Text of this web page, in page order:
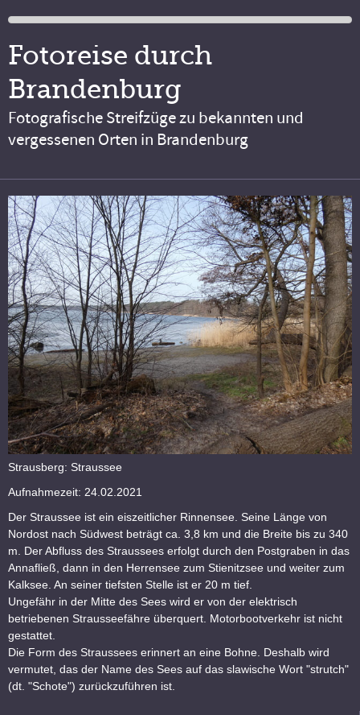
Fotoreise durch
Brandenburg
Fotografische Streifzüge zu bekannten und
vergessenen Orten in Brandenburg
Strausberg: Straussee
Aufnahmezeit: 24.02.2021
Der Straussee ist ein eiszeitlicher Rinnensee. Seine Länge von
Nordost nach Südwest beträgt ca. 3,8 km und die Breite bis zu 340
m. Der Abfluss des Straussees erfolgt durch den Postgraben in das
Annafließ, dann in den Herrensee zum Stienitzsee und weiter zum
Kalksee. An seiner tiefsten Stelle ist er 20 m tief.
Ungefähr in der Mitte des Sees wird er von der elektrisch
betriebenen Strausseefähre überquert. Motorbootverkehr ist nicht
gestattet.
Die Form des Straussees erinnert an eine Bohne. Deshalb wird
vermutet, das der Name des Sees auf das slawische Wort "strutch"
(dt. "Schote") zurückzuführen ist.